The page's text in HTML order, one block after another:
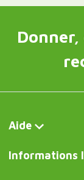
Aide
Informations